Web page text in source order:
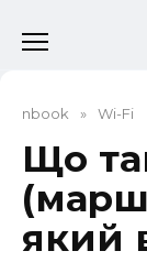
до
nbook » Wi-Fi
Що
який